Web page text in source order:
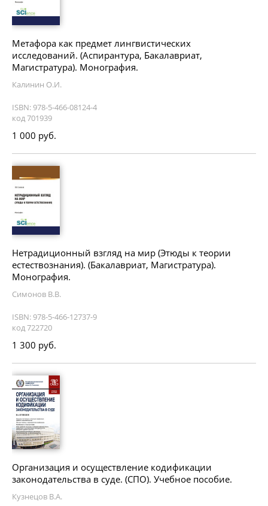
Метафора как предмет лингвистических
исследований. (Аспирантура, Бакалавриат,
Магистратура). Монография.
Калинин О.И.
ISBN: 978-5-466-08124-4
код 701939
1 000 руб.
Нетрадиционный взгляд на мир (Этюды к теории
естествознания). (Бакалавриат, Магистратура).
Монография.
Симонов В.В.
ISBN: 978-5-466-12737-9
код 722720
1 300 руб.
Организация и осуществление кодификации
законодательства в суде. (СПО). Учебное пособие.
Кузнецов В.А.